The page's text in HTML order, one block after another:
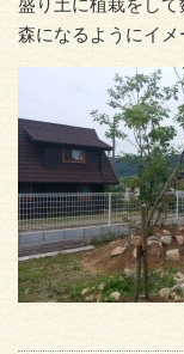
森になるようにイメ